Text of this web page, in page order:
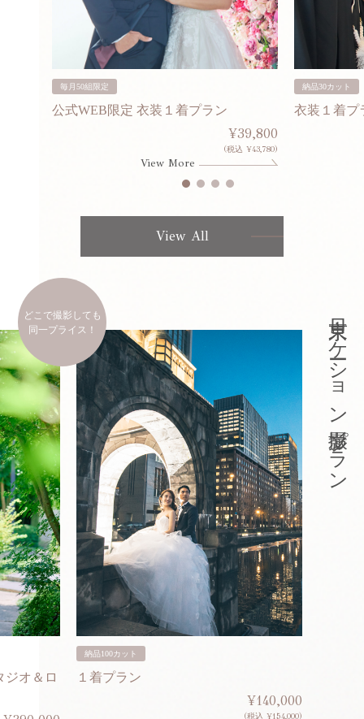
毎月50組限定
公式WEB限定 衣装１着プラン
¥39,800
(税込 ¥43,780)
View More
納品30カット
衣装１着プ
View All
どこで撮影しても
同一プライス！
ジオ＆ロ
納品100カット
１着プラン
¥140,000
(税込 ¥154,000)
東京ロケーション撮影プラン